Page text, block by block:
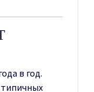
в год.